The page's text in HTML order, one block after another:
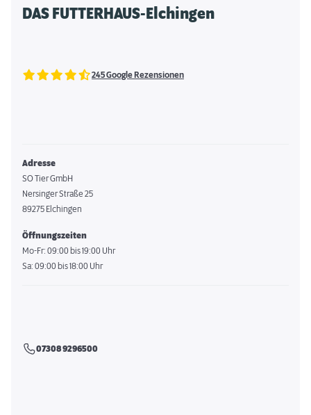
DAS FUTTERHAUS-Elchingen
245 Google Rezensionen
Adresse
SO Tier GmbH
Nersinger Straße 25
89275 Elchingen
Öffnungszeiten
Mo-Fr: 09:00 bis 19:00 Uhr
Sa: 09:00 bis 18:00 Uhr
07308 9296500